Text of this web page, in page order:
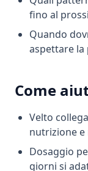
fino al
Quando
aspettare la
Come
Velto
nutrizione e
Dosaggio
giorni si